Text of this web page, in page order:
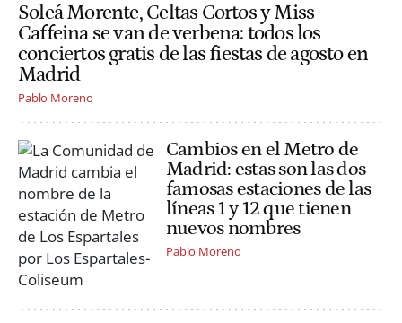
Soleá Morente, Celtas Cortos y Miss
Caffeina se van de verbena: todos los
conciertos gratis de las fiestas de agosto en
Madrid
Pablo Moreno
Cambios en el Metro de
Madrid: estas son las dos
famosas estaciones de las
líneas 1 y 12 que tienen
nuevos nombres
Pablo Moreno